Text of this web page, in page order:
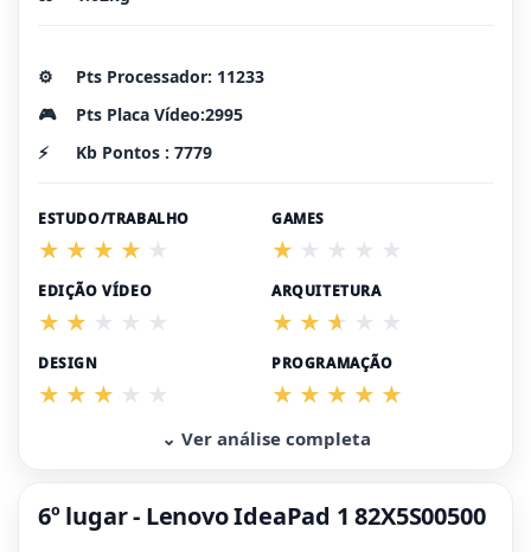
⚙️
Pts Processador: 11233
🎮
Pts Placa Vídeo:2995
⚡
Kb Pontos : 7779
ESTUDO/TRABALHO GAMES
EDIÇÃO VÍDEO ARQUITETURA
DESIGN PROGRAMAÇÃO
⌄ Ver análise completa
6º lugar - Lenovo IdeaPad 1 82X5S00500